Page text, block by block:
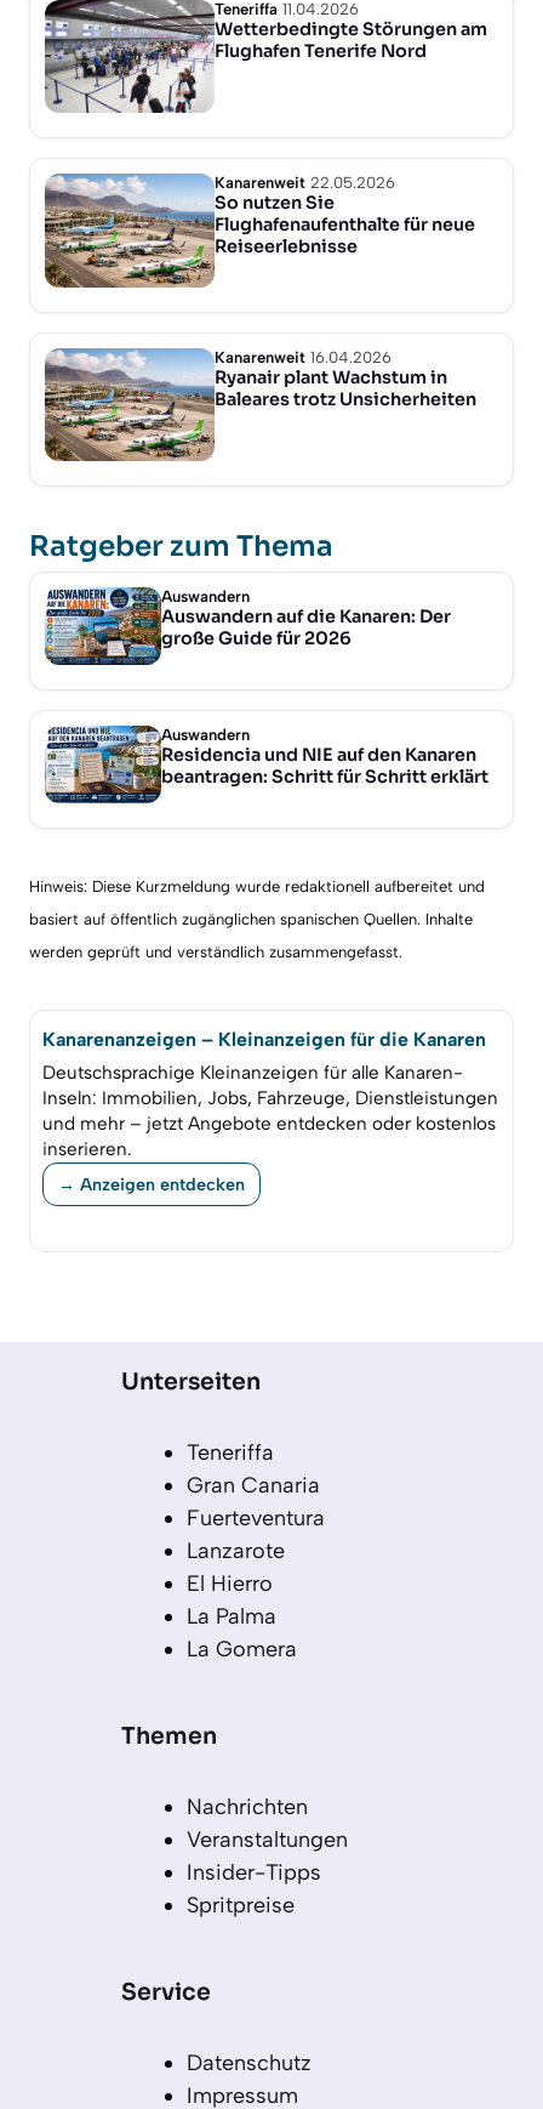
Teneriffa 11.04.2026
Wetterbedingte Störungen am
Flughafen Tenerife Nord
Kanarenweit 22.05.2026
So nutzen Sie
Flughafenaufenthalte für neue
Reiseerlebnisse
Kanarenweit 16.04.2026
Ryanair plant Wachstum in
Baleares trotz Unsicherheiten
Ratgeber zum Thema
Auswandern
Auswandern auf die Kanaren: Der
große Guide für 2026
Auswandern
Residencia und NIE auf den Kanaren
beantragen: Schritt für Schritt erklärt
Hinweis: Diese Kurzmeldung wurde redaktionell aufbereitet und
basiert auf öffentlich zugänglichen spanischen Quellen. Inhalte
werden geprüft und verständlich zusammengefasst.
Kanarenanzeigen – Kleinanzeigen für die Kanaren
Deutschsprachige Kleinanzeigen für alle Kanaren-
Inseln: Immobilien, Jobs, Fahrzeuge, Dienstleistungen
und mehr – jetzt Angebote entdecken oder kostenlos
inserieren.
→ Anzeigen entdecken
Unterseiten
Teneriffa
Gran Canaria
Fuerteventura
Lanzarote
El Hierro
La Palma
La Gomera
Themen
Nachrichten
Veranstaltungen
Insider-Tipps
Spritpreise
Service
Datenschutz
Impressum